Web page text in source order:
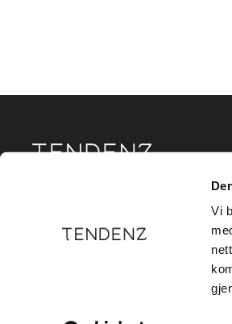
Vi
Tendenz Hårpleie AS er en solid
eksklusive merker og profesjonelle